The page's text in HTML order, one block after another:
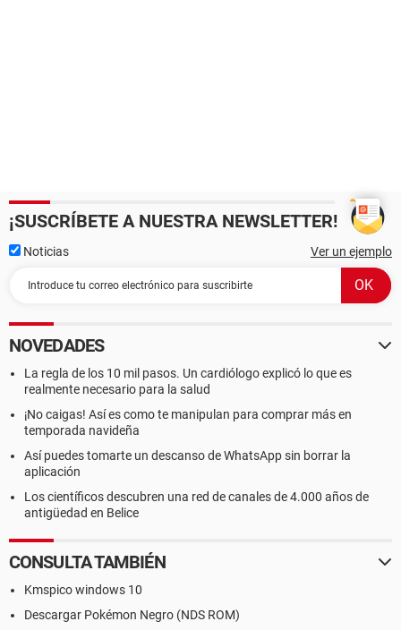
¡SUSCRÍBETE A NUESTRA NEWSLETTER!
Noticias Ver un ejemplo
NOVEDADES
La regla de los 10 mil pasos. Un cardiólogo explicó lo que es
realmente necesario para la salud
¡No caigas! Así es como te manipulan para comprar más en
temporada navideña
Así puedes tomarte un descanso de WhatsApp sin borrar la
aplicación
Los científicos descubren una red de canales de 4.000 años de
antigüedad en Belice
CONSULTA TAMBIÉN
Kmspico windows 10
Descargar Pokémon Negro (NDS ROM)